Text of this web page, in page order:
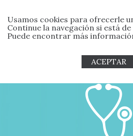
Usamos cookies para ofrecerle
Continue la navegación si está
Puede encontrar más
ACEPTAR